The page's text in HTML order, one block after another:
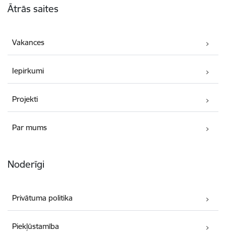
Ātrās saites
Vakances
Iepirkumi
Projekti
Par mums
Noderīgi
Privātuma politika
Piekļūstamība